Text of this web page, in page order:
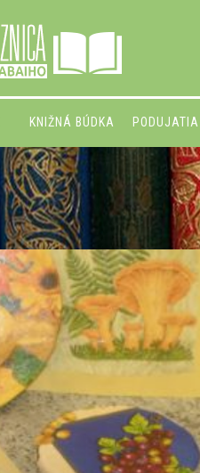
KNIŽNÁ BÚDKA PODUJATIA